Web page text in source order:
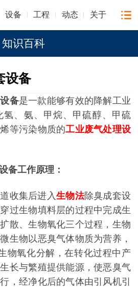
设备 工程 动态 关于
知识百科
设备
备是一款能够有效的降解工业
氢、氨、甲烷、甲硫醇、甲硫
等污染物质的工业废气处理设
备工作原理：
收集后进入生物法除臭成套设
过生物填料层的过程中完成生
散、生物氧化三个过程，生物
生物以恶臭气体物质为营养，
物氧化分解，在转化过程中产
长与繁殖提供能源，使恶臭气
，经净化后的气体由引风机引